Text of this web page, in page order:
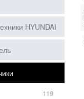
HYUNDAI
119